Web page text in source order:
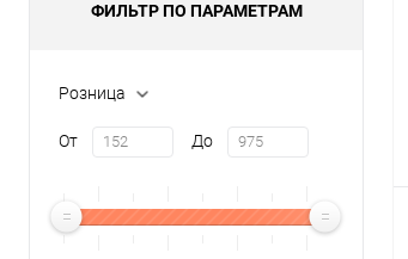
ФИЛЬТР ПО ПАРАМЕТРАМ
Розница
От До